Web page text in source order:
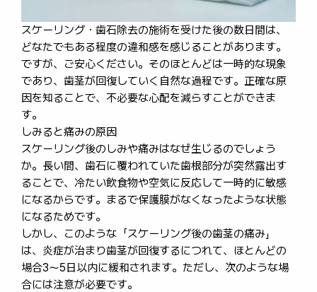
スケーリング・歯石除去の施術を受けた後の数日間は、
どなたでもある程度の違和感を感じることがあります。
ですが、ご安心ください。そのほとんどは一時的な現象
であり、歯茎が回復していく自然な過程です。正確な原
因を知ることで、不必要な心配を減らすことができま
す。
しみると痛みの原因
スケーリング後のしみや痛みはなぜ生じるのでしょう
か。長い間、歯石に覆われていた歯根部分が突然露出す
ることで、冷たい飲食物や空気に反応して一時的に敏感
になるからです。まるで保護膜がなくなったような状態
になるためです。
しかし、このような「スケーリング後の歯茎の痛み」
は、炎症が治まり歯茎が回復するにつれて、ほとんどの
場合3〜5日以内に緩和されます。ただし、次のような場
合には注意が必要です。